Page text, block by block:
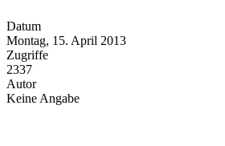
Datum
Montag, 15. April 2013
Zugriffe
2337
Autor
Keine Angabe